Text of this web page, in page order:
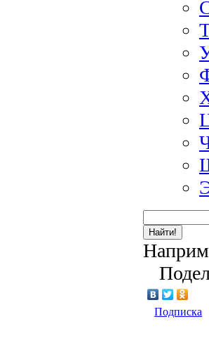
Найти!
Подписка